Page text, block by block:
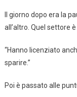
Il giorno dopo era la
all’altro. Quel settore è
“Hanno licenziato
sparire.”
Poi è passato alle